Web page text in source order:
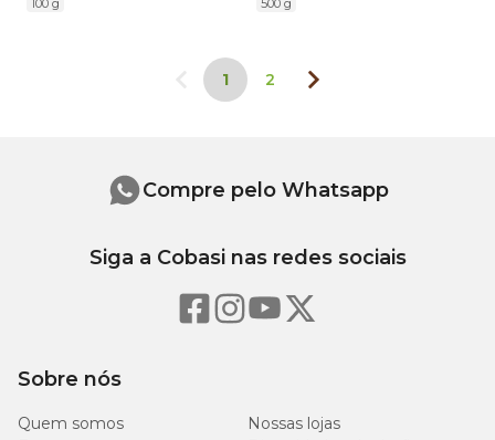
100 g
500 g
1 2
Sobre nós
Quem somos
Nossas lojas
Compre pelo Whatsapp
Siga a Cobasi nas redes sociais